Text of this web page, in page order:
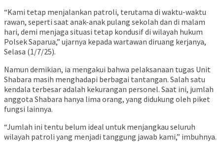
“Kami tetap menjalankan patroli, terutama di waktu-waktu
rawan, seperti saat anak-anak pulang sekolah dan di malam
hari, demi menjaga situasi tetap kondusif di wilayah hukum
Polsek Saparua,” ujarnya kepada wartawan diruang kerjanya,
Selasa (1/7/25).
Namun demikian, ia mengakui bahwa pelaksanaan tugas Unit
Shabara masih menghadapi berbagai tantangan. Salah satu
kendala terbesar adalah kekurangan personel. Saat ini, jumlah
anggota Shabara hanya lima orang, yang didukung oleh piket
fungsi lainnya.
“Jumlah ini tentu belum ideal untuk menjangkau seluruh
wilayah patroli yang menjadi tanggung jawab kami,” imbuhnya.